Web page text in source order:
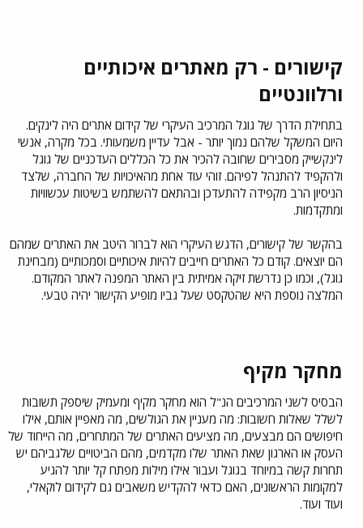
קישורים - רק מאתרים איכותיים
ורלוונטיים​
בתחילת הדרך של גוגל המרכיב העיקרי של קידום אתרים היה לינקים.
היום המשקל שלהם נמוך יותר - אבל עדיין משמעותי. בכל מקרה, אנשי
לינקשייק מסבירים שחובה להכיר את כל הכללים העדכניים של גוגל
ולהקפיד להתנהל לפיהם. זוהי עוד אחת מהאיכויות של החברה, שלצד
הניסיון הרב מקפידה להתעדכן ובהתאם להשתמש בשיטות עכשוויות
ומתקדמות.
בהקשר של קישורים, הדגש העיקרי הוא לברור היטב את האתרים שמהם
הם יוצאים. קודם כל האתרים חייבים להיות איכותיים וסמכותיים (מבחינת
גוגל), וכמו כן נדרשת זיקה אמיתית בין האתר המפנה לאתר המקודם.
המלצה נוספת היא שהטקסט שעל גביו מופיע הקישור יהיה טבעי.
מחקר מקיף​
הבסיס לשני המרכיבים הנ"ל הוא מחקר מקיף ומעמיק שיספק תשובות
לשלל שאלות חשובות: מה מעניין את הגולשים, מה מאפיין אותם, אילו
חיפושים הם מבצעים, מה מציעים האתרים של המתחרים, מה הייחוד של
העסק או הארגון שאת האתר שלו מקדמים, מהם הביטויים שלגביהם יש
תחרות קשה במיוחד בגוגל ועבור אילו מילות מפתח קל יותר להגיע
למקומות הראשונים, האם כדאי להקדיש משאבים גם לקידום לוקאלי,
ועוד ועוד.